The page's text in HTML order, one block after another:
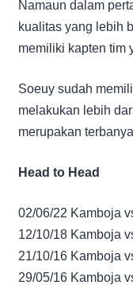
Namaun dalam
kualitas yang lebih
memiliki kapten tim
Soeuy sudah
melakukan lebih
merupakan
Head to Head
02/06/22 Kamboja
12/10/18 Kamboja
21/10/16 Kamboja
29/05/16 Kamboja